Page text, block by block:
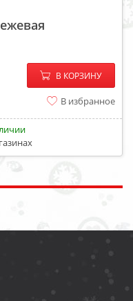
− +
В КОРЗИНУ
В избранное